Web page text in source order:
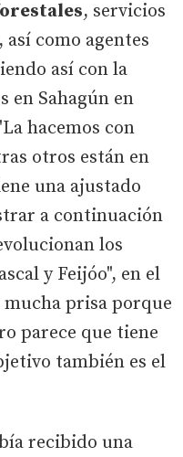
, servicios
como agentes
así con la
en Sahagún en
hacemos con
otros están en
una ajustado
a continuación
los
y Feijóo", en el
prisa porque
parece que tiene
también es el
recibido una